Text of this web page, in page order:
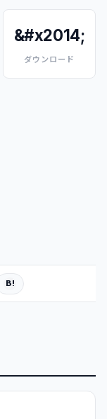
&#x2014;
ダウンロード
B!